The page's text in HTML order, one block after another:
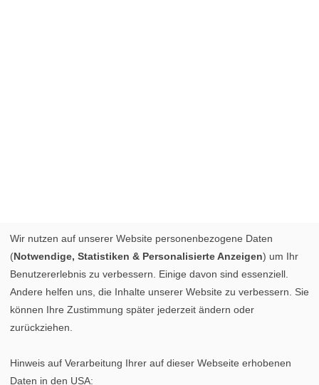
Wir nutzen auf unserer Website personenbezogene Daten
(Notwendige, Statistiken & Personalisierte Anzeigen) um Ihr
Benutzererlebnis zu verbessern. Einige davon sind essenziell.
Andere helfen uns, die Inhalte unserer Website zu verbessern. Sie
können Ihre Zustimmung später jederzeit ändern oder
zurückziehen.
Hinweis auf Verarbeitung Ihrer auf dieser Webseite erhobenen
Daten in den USA: